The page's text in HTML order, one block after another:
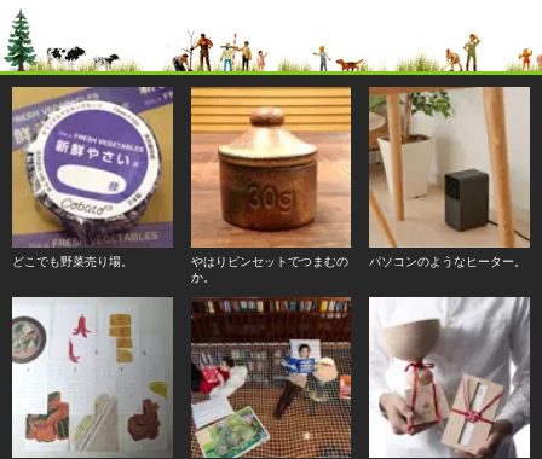
どこでも野菜売り場。
やはりピンセットでつまむの
か。
パソコンのようなヒーター。